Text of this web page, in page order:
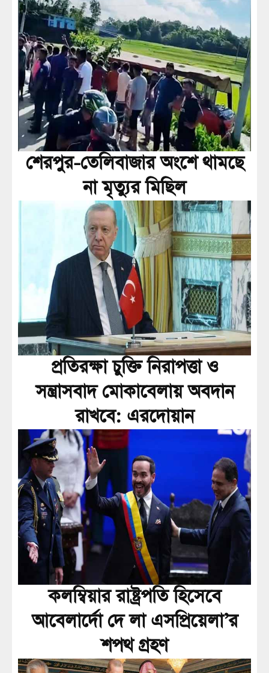
শেরপুর-তেলিবাজার অংশে থামছে
না মৃত্যুর মিছিল
প্রতিরক্ষা চুক্তি নিরাপত্তা ও
সন্ত্রাসবাদ মোকাবেলায় অবদান
রাখবে: এরদোয়ান
কলম্বিয়ার রাষ্ট্রপতি হিসেবে
আবেলার্দো দে লা এসপ্রিয়েলা’র
শপথ গ্রহণ